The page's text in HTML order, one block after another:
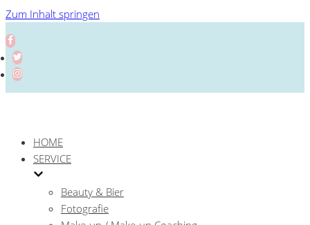
Zum Inhalt springen
HOME
SERVICE
Beauty & Bier
Fotografie